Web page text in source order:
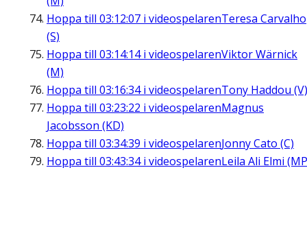
Hoppa till 03:12:07 i videospelarenTeresa Carvalho
(S)
Hoppa till 03:14:14i videospelarenViktor Wärnick
(M)
Hoppa till 03:16:34i videospelarenTony Haddou (V)
Hoppa till 03:23:22 i videospelarenMagnus
Jacobsson (KD)
Hoppa till 03:34:39 i videospelarenJonny Cato (C)
Hoppa till 03:43:34i videospelarenLeila Ali Elmi